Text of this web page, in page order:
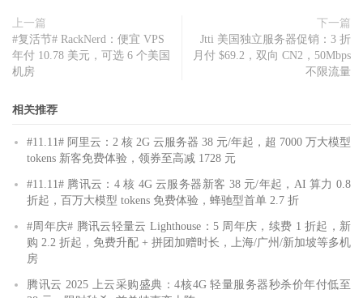
上一篇
#复活节# RackNerd：便宜 VPS
年付 10.78 美元，可选 6 个美国
机房
下一篇
Jtti 美国独立服务器促销：3 折
月付 $69.2，双向 CN2，50Mbps
不限流量
相关推荐
#11.11# 阿里云：2 核 2G 云服务器 38 元/年起，超 7000 万大模型
tokens 新客免费体验，领券至高减 1728 元
#11.11# 腾讯云：4 核 4G 云服务器新客 38 元/年起，AI 算力 0.8
折起，百万大模型 tokens 免费体验，蜂驰型首单 2.7 折
#周年庆# 腾讯云轻量云 Lighthouse：5 周年庆，续费 1 折起，新
购 2.2 折起，免费升配 + 拼团加赠时长，上海/广州/新加坡等多机
房
腾讯云 2025 上云采购盛典：4核4G 轻量服务器秒杀价年付低至